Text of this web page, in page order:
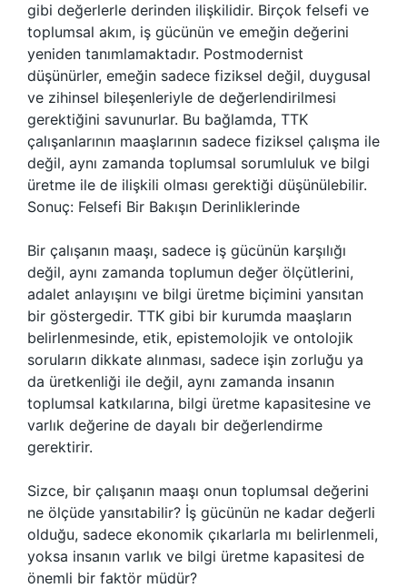
gibi değerlerle derinden ilişkilidir. Birçok felsefi ve
toplumsal akım, iş gücünün ve emeğin değerini
yeniden tanımlamaktadır. Postmodernist
düşünürler, emeğin sadece fiziksel değil, duygusal
ve zihinsel bileşenleriyle de değerlendirilmesi
gerektiğini savunurlar. Bu bağlamda, TTK
çalışanlarının maaşlarının sadece fiziksel çalışma ile
değil, aynı zamanda toplumsal sorumluluk ve bilgi
üretme ile de ilişkili olması gerektiği düşünülebilir.
Sonuç: Felsefi Bir Bakışın Derinliklerinde
Bir çalışanın maaşı, sadece iş gücünün karşılığı
değil, aynı zamanda toplumun değer ölçütlerini,
adalet anlayışını ve bilgi üretme biçimini yansıtan
bir göstergedir. TTK gibi bir kurumda maaşların
belirlenmesinde, etik, epistemolojik ve ontolojik
soruların dikkate alınması, sadece işin zorluğu ya
da üretkenliği ile değil, aynı zamanda insanın
toplumsal katkılarına, bilgi üretme kapasitesine ve
varlık değerine de dayalı bir değerlendirme
gerektirir.
Sizce, bir çalışanın maaşı onun toplumsal değerini
ne ölçüde yansıtabilir? İş gücünün ne kadar değerli
olduğu, sadece ekonomik çıkarlarla mı belirlenmeli,
yoksa insanın varlık ve bilgi üretme kapasitesi de
önemli bir faktör müdür?